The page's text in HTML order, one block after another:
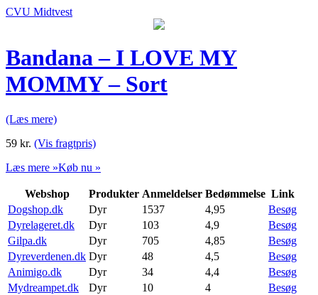
CVU Midtvest
Bandana – I LOVE MY
MOMMY – Sort
(Læs mere)
59 kr. (Vis fragtpris)
Læs mere »Køb nu »
Webshop Produkter Anmeldelser Bedømmelse Link
Dogshop.dk
Dyr 1537 4,95
Besøg
Dyrelageret.dk
Dyr 103 4,9
Besøg
Gilpa.dk
Dyr 705 4,85
Besøg
Dyreverdenen.dk Dyr 48 4,5
Besøg
Animigo.dk
Dyr 34 4,4
Besøg
Mydreampet.dk
Dyr 10 4
Besøg